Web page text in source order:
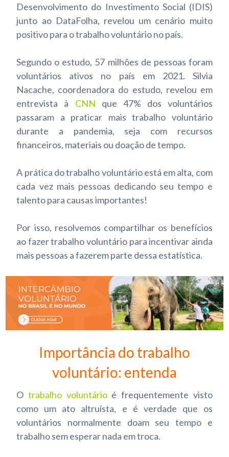
Desenvolvimento do Investimento Social (IDIS)
junto ao DataFolha, revelou um cenário muito
positivo para o trabalho voluntário no país.
Segundo o estudo, 57 milhões de pessoas foram
voluntários ativos no país em 2021. Silvia
Nacache, coordenadora do estudo, revelou em
entrevista à CNN que 47% dos voluntários
passaram a praticar mais trabalho voluntário
durante a pandemia, seja com recursos
financeiros, materiais ou doação de tempo.
A prática do trabalho voluntário está em alta, com
cada vez mais pessoas dedicando seu tempo e
talento para causas importantes!
Por isso, resolvemos compartilhar os benefícios
ao fazer trabalho voluntário para incentivar ainda
mais pessoas a fazerem parte dessa estatística.
Importância do trabalho
voluntário: entenda
Otrabalho voluntárioé frequentemente visto
como um ato altruísta, e é verdade que os
voluntários normalmente doam seu tempo e
trabalho sem esperar nada em troca.